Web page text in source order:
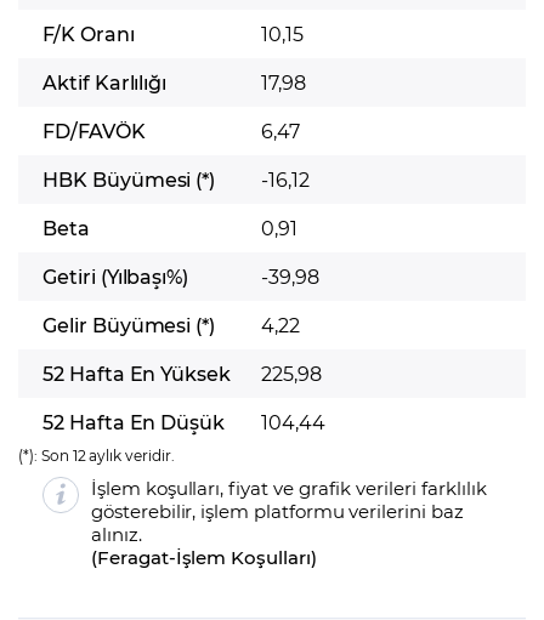
F/K Oranı
10,15
Aktif Karlılığı
17,98
FD/FAVÖK
6,47
HBK Büyümesi (*)
-16,12
Beta
0,91
Getiri (Yılbaşı%)
-39,98
Gelir Büyümesi (*)
4,22
52 Hafta En Yüksek
225,98
52 Hafta En Düşük
104,44
(*): Son 12 aylık veridir.
İşlem koşulları, fiyat ve grafik verileri farklılık
gösterebilir, işlem platformu verilerini baz
alınız.
(Feragat-İşlem Koşulları)